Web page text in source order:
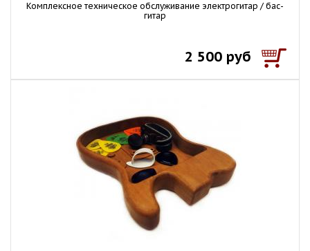
Комплексное техническое обслуживание электрогитар / бас-
гитар
2 500 руб